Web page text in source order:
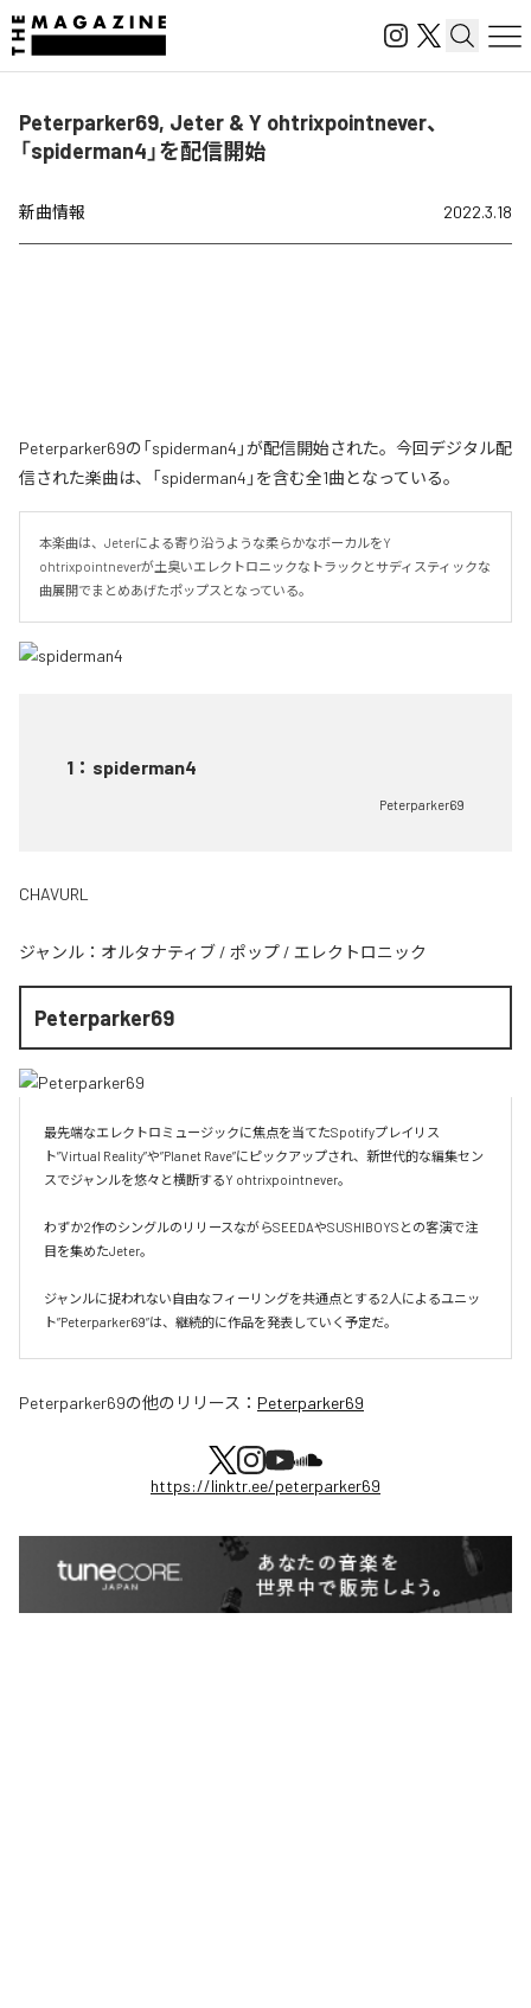
Peterparker69, Jeter & Y ohtrixpointnever、
「spiderman4」を配信開始
新曲情報 2022.3.18
Peterparker69の「spiderman4」が配信開始された。今回デジタル配
信された楽曲は、「spiderman4」を含む全1曲となっている。
本楽曲は、Jeterによる寄り沿うような柔らかなボーカルをY
ohtrixpointneverが土臭いエレクトロニックなトラックとサディスティックな
曲展開でまとめあげたポップスとなっている。
1 ： spiderman4
Peterparker69
CHAVURL
ジャンル： オルタナティブ / ポップ / エレクトロニック
Peterparker69
最先端なエレクトロミュージックに焦点を当てたSpotifyプレイリス
ト”Virtual Reality”や”Planet Rave”にピックアップされ、新世代的な編集セン
スでジャンルを悠々と横断するY ohtrixpointnever。
わずか2作のシングルのリリースながらSEEDAやSUSHIBOYSとの客演で注
目を集めたJeter。
ジャンルに捉われない自由なフィーリングを共通点とする2人によるユニッ
ト”Peterparker69”は、継続的に作品を発表していく予定だ。
Peterparker69の他のリリース： Peterparker69
https://linktr.ee/peterparker69